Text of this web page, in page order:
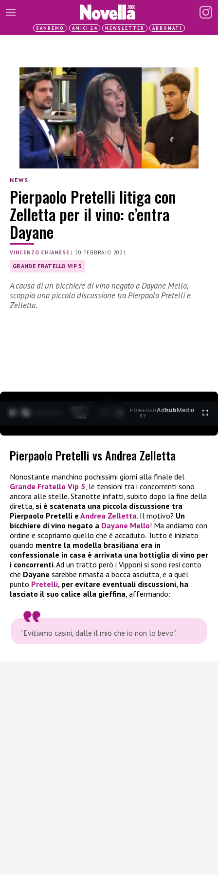
SANREMO AMICI 24 NEWSLETTER ABBONATI
NEWS
Pierpaolo Pretelli litiga con
Zelletta per il vino: c’entra
Dayane
VINCENZO CHIANESE |20 FEBBRAIO 2021
GRANDE FRATELLO VIP 5
A causa di un bicchiere di vino negato a Dayane Mello,
scoppia una piccola discussione tra Pierpaolo Pretelli e
Zelletta.
0:27 /
1:40
POWERED
BY
AdhubMedia
Pierpaolo Pretelli vs Andrea Zelletta
Nonostante manchino pochissimi giorni alla finale del
Grande Fratello Vip 5, le tensioni tra i concorrenti sono
ancora alle stelle. Stanotte infatti, subito dopo la fine della
diretta, si è scatenata una piccola discussione tra
Pierpaolo Pretelli e Andrea Zelletta. Il motivo? Un
bicchiere di vino negato a Dayane Mello! Ma andiamo con
ordine e scopriamo quello che è accaduto. Tutto è iniziato
quando mentre la modella brasiliana era in
confessionale in casa è arrivata una bottiglia di vino per
i concorrenti. Ad un tratto però i Vipponi si sono resi conto
che Dayane sarebbe rimasta a bocca asciutta, e a quel
punto Pretelli, per evitare eventuali discussioni, ha
lasciato il suo calice alla gieffina, affermando:
“Evitiamo casini, dalle il mio che io non lo bevo”.